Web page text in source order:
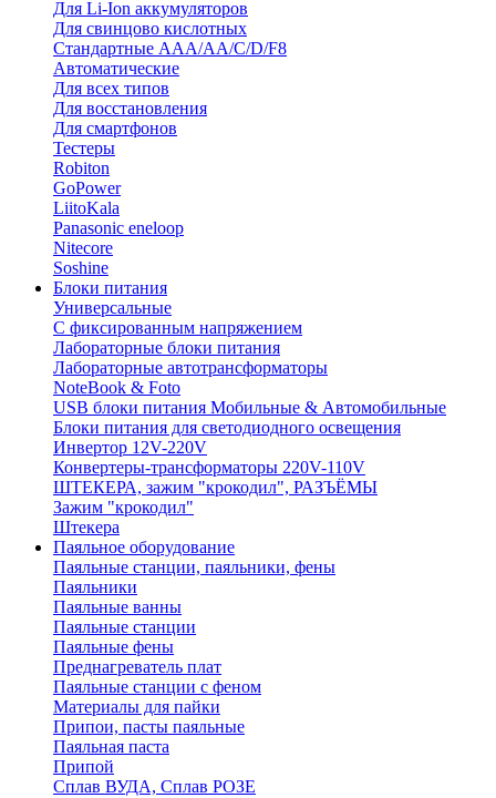
Для Li-Ion аккумуляторов
Для свинцово кислотных
Стандартные ААА/АА/С/D/F8
Автоматические
Для всех типов
Для восстановления
Для смартфонов
Тестеры
Robiton
GoPower
LiitoKala
Panasonic eneloop
Nitecore
Soshine
Блоки питания
Универсальные
C фиксированным напряжением
Лабораторные блоки питания
Лабораторные автотрансформаторы
NoteBook & Foto
USB блоки питания Мобильные & Автомобильные
Блоки питания для светодиодного освещения
Инвертор 12V-220V
Конвертеры-трансформаторы 220V-110V
ШТЕКЕРА, зажим "крокодил", РАЗЪЁМЫ
Зажим "крокодил"
Штекера
Паяльное оборудование
Паяльные станции, паяльники, фены
Паяльники
Паяльные ванны
Паяльные станции
Паяльные фены
Преднагреватель плат
Паяльные станции с феном
Материалы для пайки
Припои, пасты паяльные
Паяльная паста
Припой
Сплав ВУДА, Сплав РОЗЕ